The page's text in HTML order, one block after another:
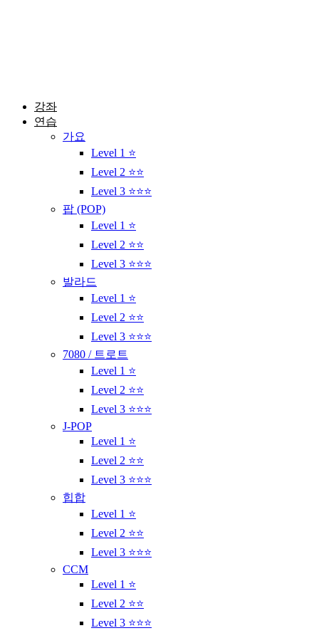
강좌
연습
가요
Level 1 ⭐
Level 2 ⭐⭐
Level 3 ⭐⭐⭐
팝 (POP)
Level 1 ⭐
Level 2 ⭐⭐
Level 3 ⭐⭐⭐
발라드
Level 1 ⭐
Level 2 ⭐⭐
Level 3 ⭐⭐⭐
7080 / 트로트
Level 1 ⭐
Level 2 ⭐⭐
Level 3 ⭐⭐⭐
J-POP
Level 1 ⭐
Level 2 ⭐⭐
Level 3 ⭐⭐⭐
힙합
Level 1 ⭐
Level 2 ⭐⭐
Level 3 ⭐⭐⭐
CCM
Level 1 ⭐
Level 2 ⭐⭐
Level 3 ⭐⭐⭐